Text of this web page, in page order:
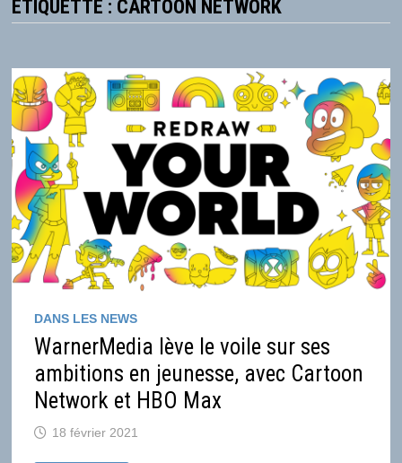
ÉTIQUETTE : CARTOON NETWORK
DANS LES NEWS
WarnerMedia lève le voile sur ses
ambitions en jeunesse, avec Cartoon
Network et HBO Max
18 février 2021